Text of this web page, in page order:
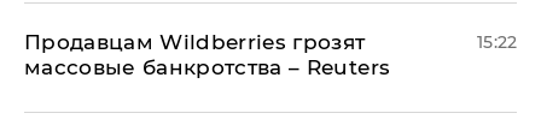
Продавцам Wildberries грозят
массовые банкротства – Reuters
15:22